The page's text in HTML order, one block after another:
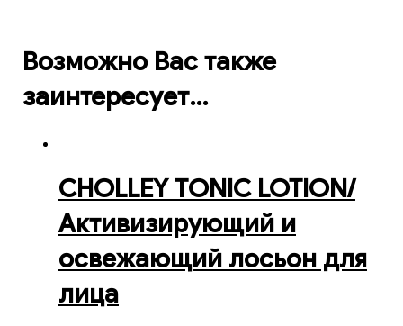
Возможно Вас также
заинтересует…
CHOLLEY TОNIC LOTION/
Активизирующий и
освежающий лосьон для
лица